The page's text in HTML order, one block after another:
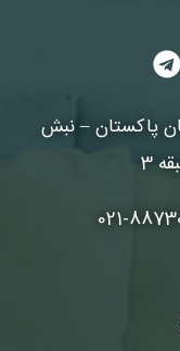
پاکستان – نبش